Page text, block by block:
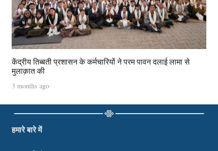
केंद्रीय तिब्बती प्रशासन के कर्मचारियों ने परम पावन दलाई लामा से
मुलाक़ात की
3 months ago
हमारे बारे में